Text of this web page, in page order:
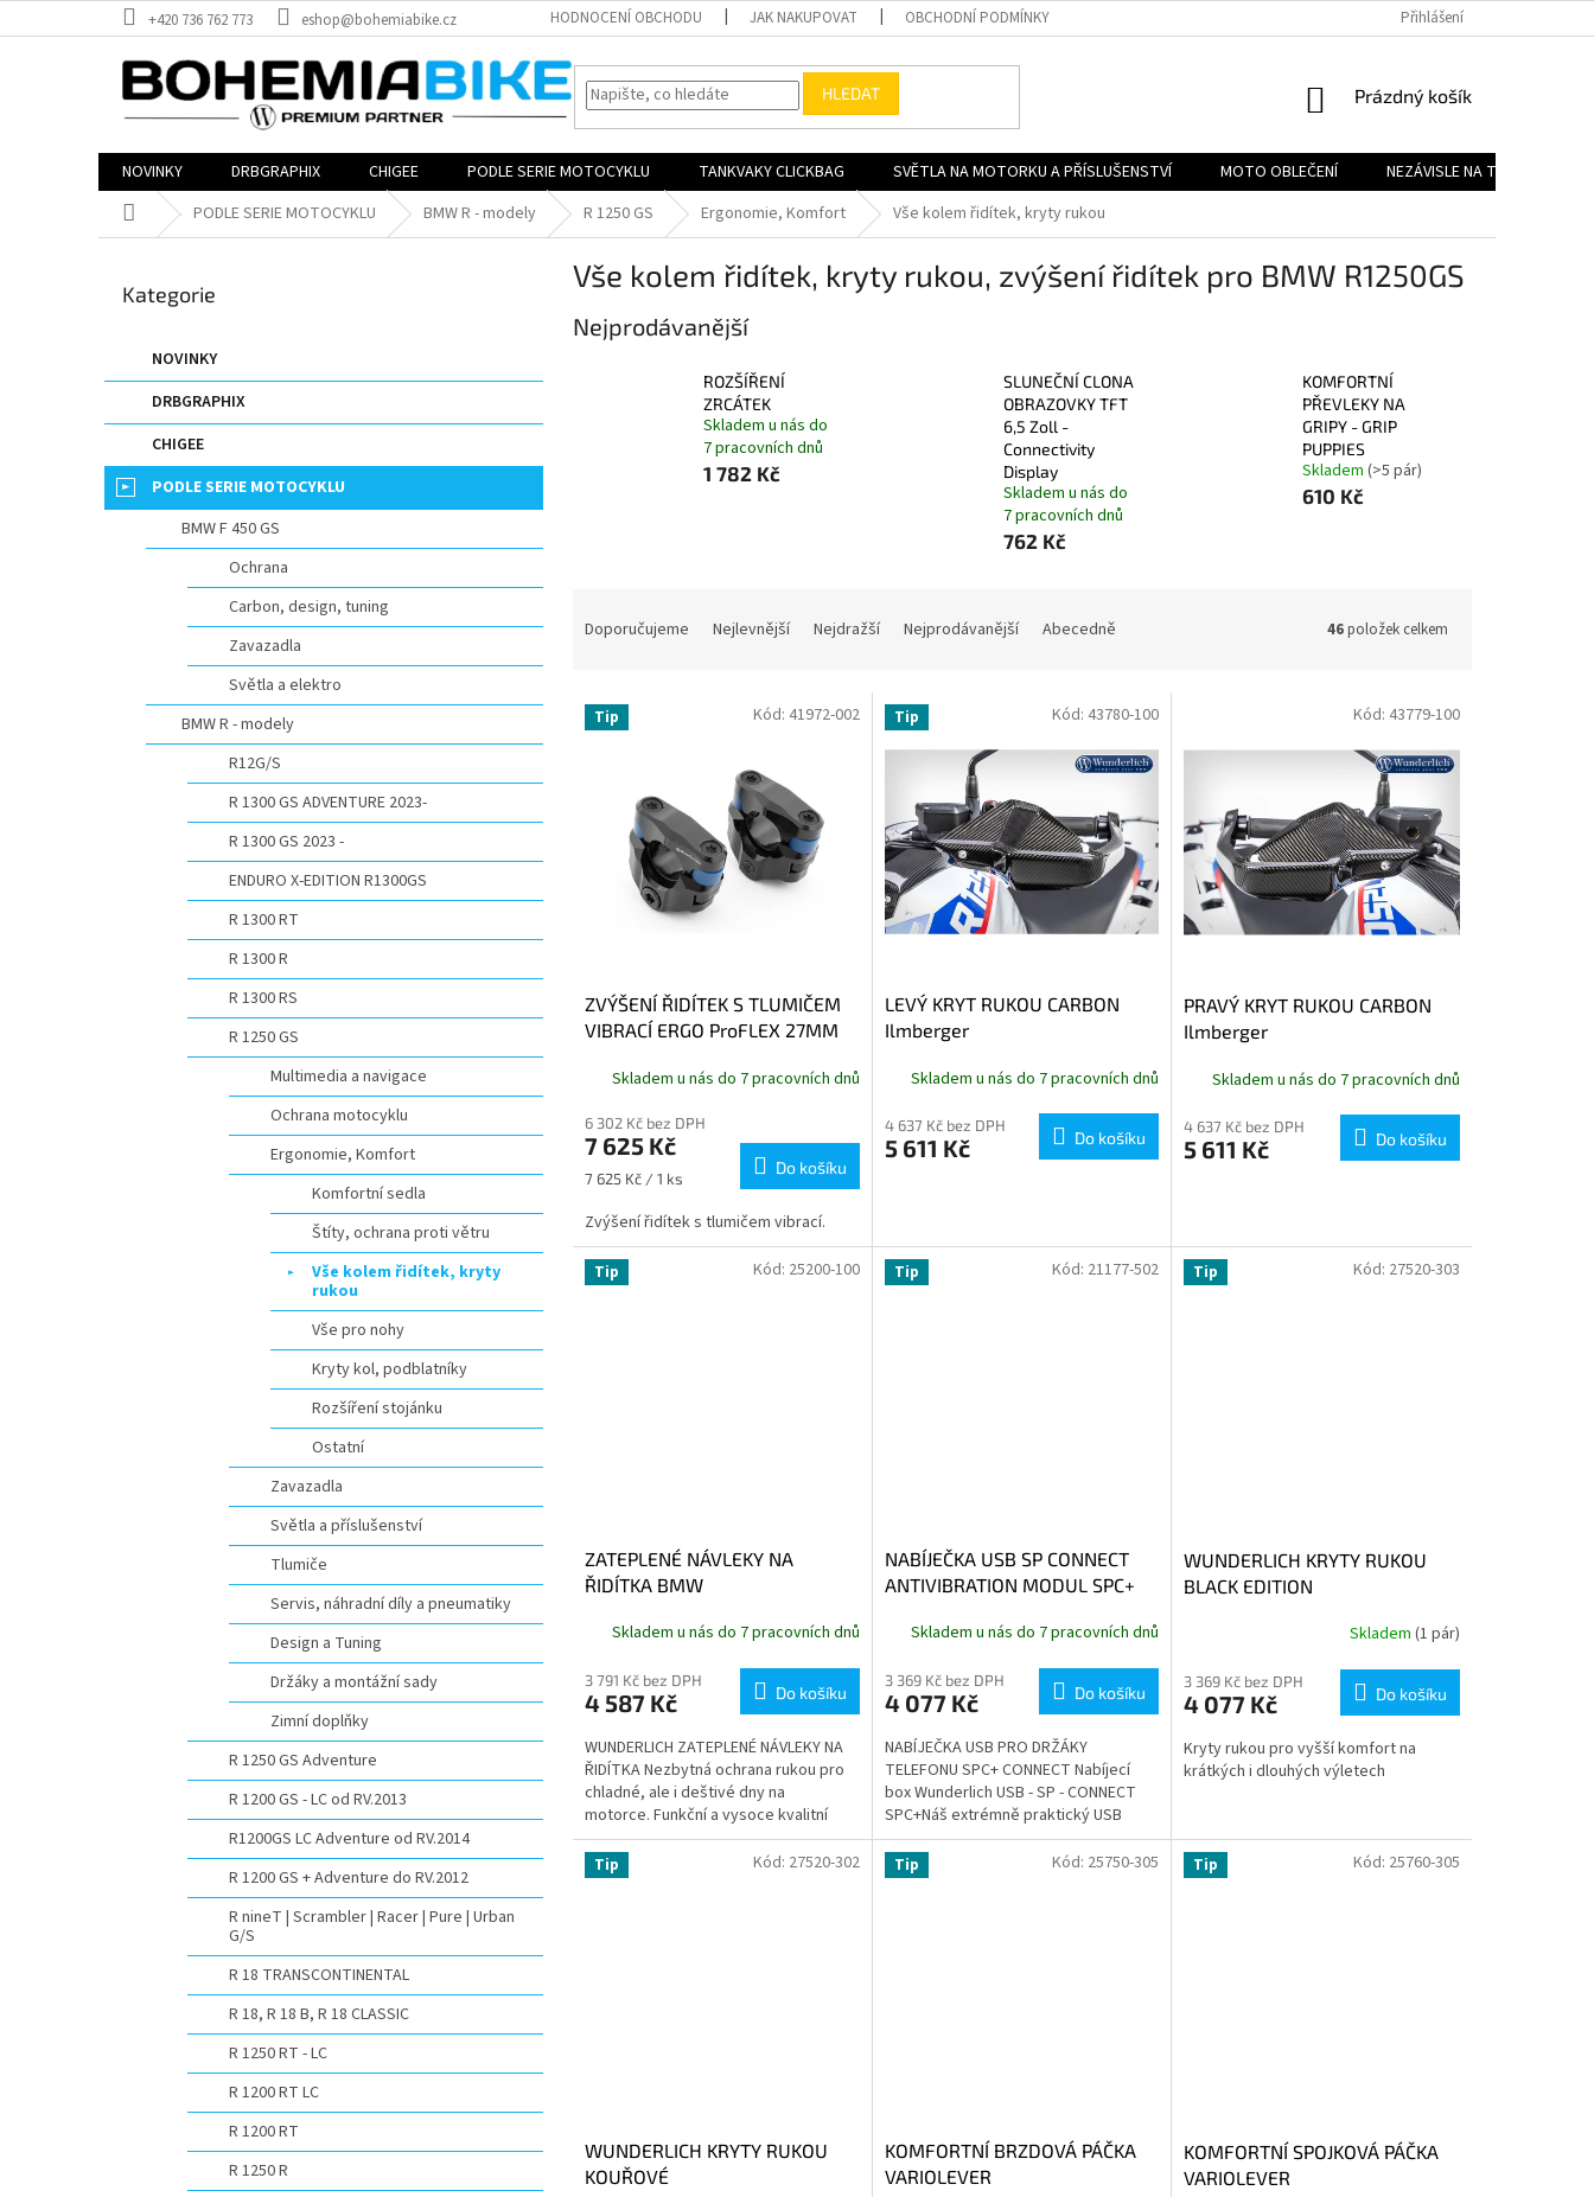
na
+420 736 762 773 eshop@bohemiabike.cz HODNOCENÍ OBCHODU JAK NAKUPOVAT OBCHODNÍ PODMÍNKY REKLAMAČNÍ ŘÁD
Přihlášení
HLEDAT
NÁKUPNÍ
Prázdný košík
NOVINKY DRBGRAPHIX CHIGEE PODLE SERIE MOTOCYKLU TANKVAKY CLICKBAG SVĚTLA NA MOTORKU A PŘÍSLUŠENSTVÍ MOTO OBLEČENÍ
NEZÁVISLE NA TYPU
Domů PODLE SERIE MOTOCYKLU BMW R - modely R 1250 GS Ergonomie, Komfort Vše kolem řidítek, kryty rukou
a
n
a
Přeskočit
Kategorie
NOVINKY
DRBGRAPHIX
CHIGEE
PODLE SERIE MOTOCYKLU
BMW F 450 GS
Ochrana
Carbon, design, tuning
Zavazadla
Světla a elektro
BMW R - modely
R12G/S
R 1300 GS ADVENTURE 2023-
R 1300 GS 2023 -
ENDURO X-EDITION R1300GS
R 1300 RT
R 1300 R
R 1300 RS
R 1250 GS
Multimedia a navigace
Ochrana motocyklu
Ergonomie, Komfort
Komfortní sedla
Štíty, ochrana proti větru
Vše kolem řidítek, kryty
rukou
Vše pro nohy
Kryty kol, podblatníky
Rozšíření stojánku
Ostatní
Zavazadla
Světla a příslušenství
Tlumiče
Servis, náhradní díly a pneumatiky
Design a Tuning
Držáky a montážní sady
Zimní doplňky
R 1250 GS Adventure
R 1200 GS - LC od RV.2013
R1200GS LC Adventure od RV.2014
R 1200 GS + Adventure do RV.2012
R nineT | Scrambler | Racer | Pure | Urban
G/S
R 18 TRANSCONTINENTAL
R 18, R 18 B, R 18 CLASSIC
R 1250 RT - LC
R 1200 RT LC
R 1200 RT
R 1250 R
Vše kolem řidítek, kryty rukou, zvýšení řidítek pro BMW R1250GS
Nejprodávanější
ROZŠÍŘENÍ
ZRCÁTEK
Skladem u nás do
7 pracovních dnů
1 782 Kč
SLUNEČNÍ CLONA
OBRAZOVKY TFT
6,5 Zoll -
Connectivity
Display
Skladem u nás do
7 pracovních dnů
762 Kč
KOMFORTNÍ
PŘEVLEKY NA
GRIPY - GRIP
PUPPIES
Skladem(>5 pár)
610 Kč
n
Doporučujeme Nejlevnější Nejdražší Nejprodávanější Abecedně 46položek celkem
V Tip
ZVÝŠENÍ ŘIDÍTEK S TLUMIČEM
VIBRACÍ ERGO ProFLEX 27MM
Skladem u nás do 7 pracovních dnů
6 302 Kč bez DPH
7 625 Kč
Měrná
7 625 Kč / 1 ks
Do košíku
Zvýšení řidítek s tlumičem vibrací.
Kód: 41972-002 Tip
LEVÝ KRYT RUKOU CARBON
Ilmberger
Skladem u nás do 7 pracovních dnů
4 637 Kč bez DPH
5 611 Kč Do košíku
Kód: 43780-100
PRAVÝ KRYT RUKOU CARBON
Ilmberger
Skladem u nás do 7 pracovních dnů
4 637 Kč bez DPH
5 611 Kč Do košíku
Kód: 43779-100
Tip
ZATEPLENÉ NÁVLEKY NA
ŘIDÍTKA BMW
Skladem u nás do 7 pracovních dnů
3 791 Kč bez DPH
4 587 Kč Do košíku
WUNDERLICH ZATEPLENÉ NÁVLEKY NA
ŘIDÍTKA Nezbytná ochrana rukou pro
chladné, ale i deštivé dny na
motorce. Funkční a vysoce kvalitní
design našich manžet na...
Kód: 25200-100 Tip
NABÍJEČKA USB SP CONNECT
ANTIVIBRATION MODUL SPC+
Skladem u nás do 7 pracovních dnů
3 369 Kč bez DPH
4 077 Kč Do košíku
NABÍJEČKA USB PRO DRŽÁKY
TELEFONU SPC+ CONNECT Nabíjecí
box Wunderlich USB - SP - CONNECT
SPC+Náš extrémně praktický USB
nabíjecí box se hodí pro všechna BMW
s tovární...
Kód: 21177-502 Tip
WUNDERLICH KRYTY RUKOU
BLACK EDITION
Skladem (1 pár)
3 369 Kč bez DPH
4 077 Kč Do košíku
Kryty rukou pro vyšší komfort na
krátkých i dlouhých výletech
Kód: 27520-303
Tip
WUNDERLICH KRYTY RUKOU
KOUŘOVÉ
Kód: 27520-302 Tip
KOMFORTNÍ BRZDOVÁ PÁČKA
VARIOLEVER
Kód: 25750-305 Tip
KOMFORTNÍ SPOJKOVÁ PÁČKA
VARIOLEVER
Kód: 25760-305